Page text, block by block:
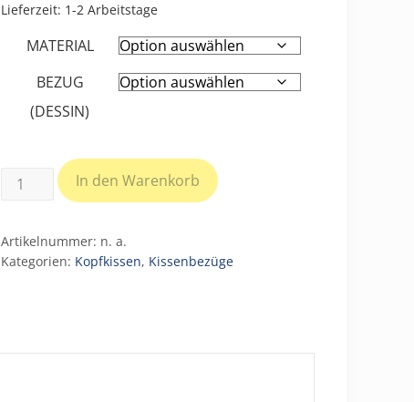
Lieferzeit: 1-2 Arbeitstage
MATERIAL
BEZUG
(DESSIN)
Bezüge
Größe
In den Warenkorb
Artikelnummer: n. a.
Kategorien: Kopfkissen, Kissenbezüge